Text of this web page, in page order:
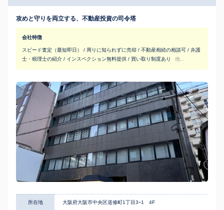
攻めと守りを両立する、不動産投資の司令塔
会社特徴
スピード査定（最短即日） / 周りに知られずに売却 / 不動産相続の相談可 / 弁護
士・税理士の紹介 / インスペクション無料提供 / 買い取り制度あり
他...
所在地 大阪府大阪市中央区道修町1丁目3ｰ1 4F